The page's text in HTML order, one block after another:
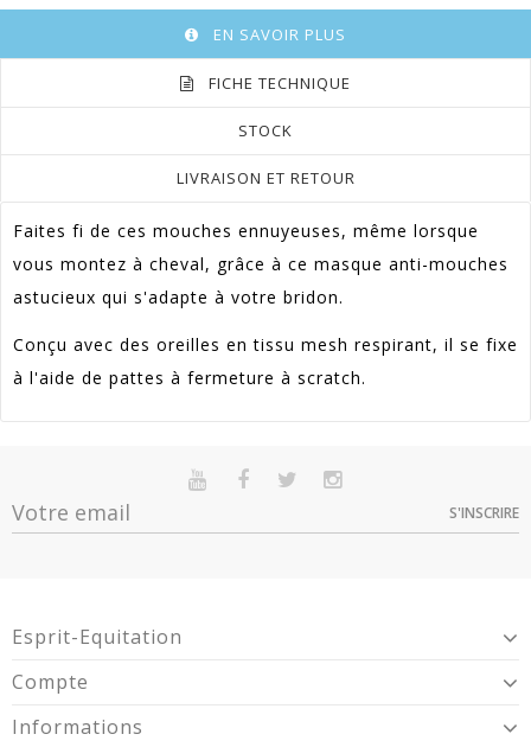
EN SAVOIR PLUS
FICHE TECHNIQUE
STOCK
LIVRAISON ET RETOUR
Faites fi de ces mouches ennuyeuses, même lorsque
vous montez à cheval, grâce à ce masque anti-mouches
astucieux qui s'adapte à votre bridon.
Conçu avec des oreilles en tissu mesh respirant, il se fixe
à l'aide de pattes à fermeture à scratch.
Garantie
Sur commande Indisponible
Option
Dispo
IT06920004
IT06920005
XL -
IT06920006
S'INSCRIRE
Esprit-Equitation
Compte
Informations